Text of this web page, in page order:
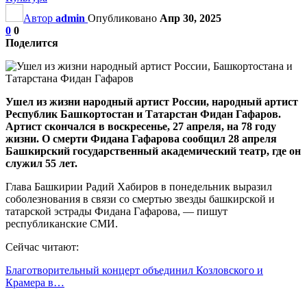
Автор admin Опубликовано Апр 30, 2025
0 0
Поделится
Ушел из жизни народный артист России, народный артист
Республик Башкортостан и Татарстан Фидан Гафаров.
Артист скончался в воскресенье, 27 апреля, на 78 году
жизни. О смерти Фидана Гафарова сообщил 28 апреля
Башкирский государственный академический театр, где он
служил 55 лет.
Глава Башкирии Радий Хабиров в понедельник выразил
соболезнования в связи со смертью звезды башкирской и
татарской эстрады Фидана Гафарова, — пишут
республиканские СМИ.
Сейчас читают:
Благотворительный концерт объединил Козловского и
Крамера в…